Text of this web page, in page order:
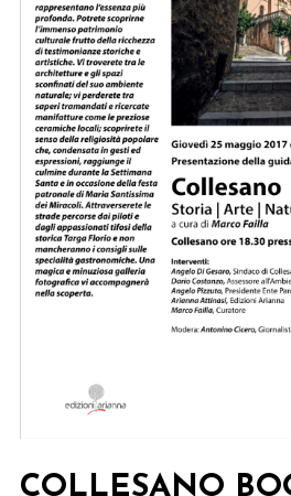
COLLESANO